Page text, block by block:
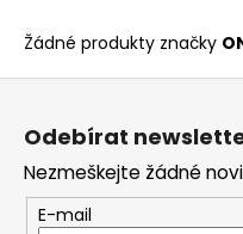
Žádné produkty značky
o
p
o
t
ř
e
b
Z
Odebírat
Nezmeškejte žádné
E-mail